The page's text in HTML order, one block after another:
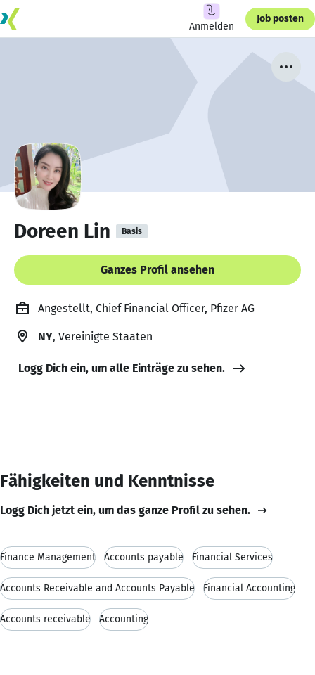
Anmelden
Job posten
Doreen Lin Basis
Ganzes Profil ansehen
Angestellt, Chief Financial Officer, Pfizer AG
NY, Vereinigte Staaten
Logg Dich ein, um alle Einträge zu sehen.
Fähigkeiten und Kenntnisse
Logg Dich jetzt ein, um das ganze Profil zu sehen.
Finance Management Accounts payable Financial Services
Accounts Receivable and Accounts Payable Financial Accounting
Accounts receivable Accounting